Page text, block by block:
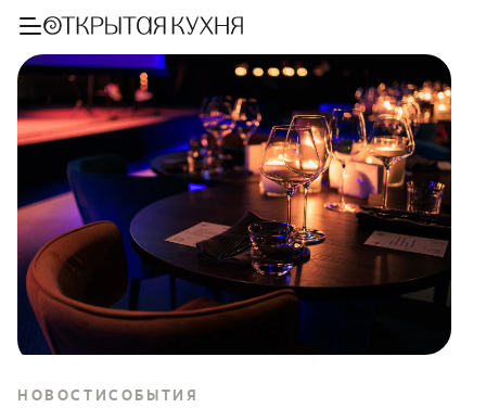
НОВОСТИСОБЫТИЯ